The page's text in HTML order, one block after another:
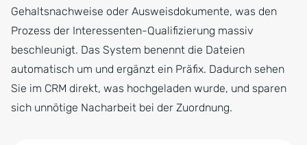
Gehaltsnachweise oder Ausweisdokumente, was den
Prozess der Interessenten-Qualifizierung massiv
beschleunigt. Das System benennt die Dateien
automatisch um und ergänzt ein Präfix. Dadurch sehen
Sie im CRM direkt, was hochgeladen wurde, und sparen
sich unnötige Nacharbeit bei der Zuordnung.